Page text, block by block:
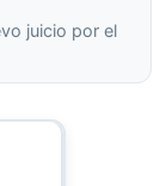
juicio por el